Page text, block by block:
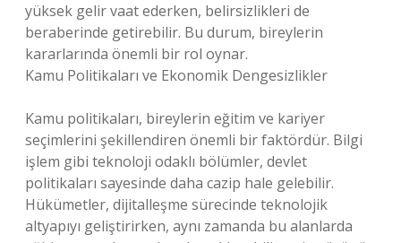
yüksek gelir vaat ederken, belirsizlikleri de
beraberinde getirebilir. Bu durum, bireylerin
kararlarında önemli bir rol oynar.
Kamu Politikaları ve Ekonomik Dengesizlikler
Kamu politikaları, bireylerin eğitim ve kariyer
seçimlerini şekillendiren önemli bir faktördür. Bilgi
işlem gibi teknoloji odaklı bölümler, devlet
politikaları sayesinde daha cazip hale gelebilir.
Hükümetler, dijitalleşme sürecinde teknolojik
altyapıyı geliştirirken, aynı zamanda bu alanlarda